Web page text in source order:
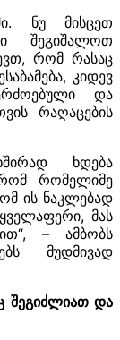
ნუ მისცეთ
შეგიშალოთ
რომ რასაც
კიდევ
და
რაღაცების
ხდება
რომელიმე
ის ნაკლებად
მას
– ამბობს
მუდმივად
შეგიძლიათ და